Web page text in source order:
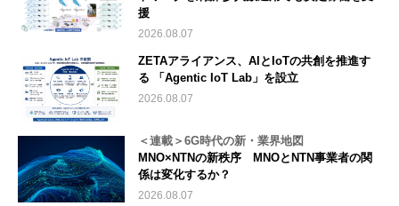
援
2026.08.07
ZETAアライアンス、AIとIoTの共創を推進す
る 「Agentic IoT Lab」を設立
2026.08.07
＜連載＞6G時代の新・業界地図
MNO×NTNの新秩序 MNOとNTN事業者の関
係は変化するか？
2026.08.07